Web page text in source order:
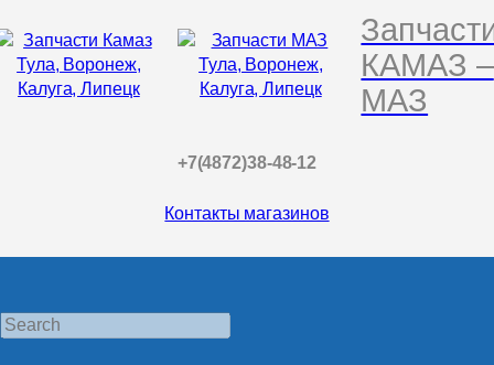
КАМАЗ –
МАЗ
+7(4872)38-48-12
Контакты магазинов
Search